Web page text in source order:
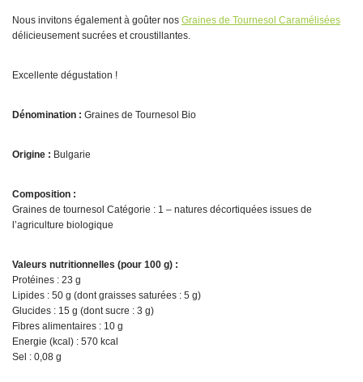
Nous invitons également à goûter nos Graines de Tournesol Caramélisées
délicieusement sucrées et croustillantes.
Excellente dégustation !
Dénomination : Graines de Tournesol Bio
Origine : Bulgarie
Composition :
Graines de tournesol Catégorie : 1 – natures décortiquées issues de
l’agriculture biologique
Valeurs nutritionnelles (pour 100 g) :
Protéines : 23 g
Lipides : 50 g (dont graisses saturées : 5 g)
Glucides : 15 g (dont sucre : 3 g)
Fibres alimentaires : 10 g
Energie (kcal) : 570 kcal
Sel : 0,08 g